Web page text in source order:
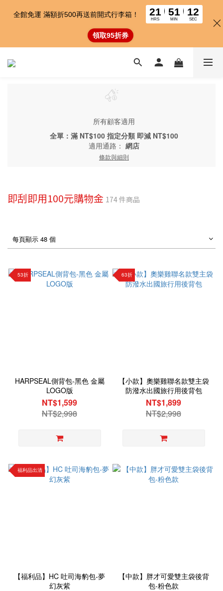
所有顧客適用
全單：滿 NT$100 指定分類 即減 NT$100
適用通路： 網店
條款與細則
即刮即用100元購物金 174 件商品
每頁顯示 48 個
53折
HARPSEAL側背包-黑色 金屬
LOGO版
NT$1,599
NT$2,998
63折
【小款】奧樂雞聯名款雙主袋
防潑水出國旅行用後背包
NT$1,899
NT$2,998
福利品出清
【福利品】HC 吐司海豹包-夢
幻灰紫
【中款】胖才可愛雙主袋後背
包-粉色款
全館免運 滿額折500再送前開式行李箱！ 21
HRS
51
MIN
11
SEC
領取95折券